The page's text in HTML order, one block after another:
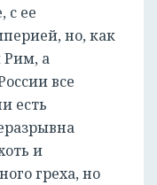
с ее
но, как
Рим, а
все
есть
и
греха, но